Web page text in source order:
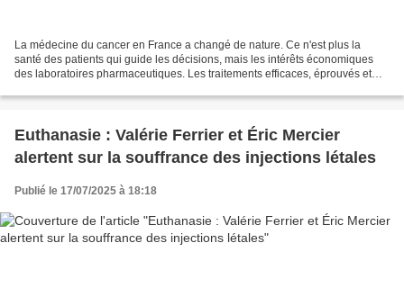
La médecine du cancer en France a changé de nature. Ce n'est plus la
santé des patients qui guide les décisions, mais les intérêts économiques
des laboratoires pharmaceutiques. Les traitements efficaces, éprouvés et
Euthanasie : Valérie Ferrier et Éric Mercier
alertent sur la souffrance des injections létales
Publié le 17/07/2025 à 18:18